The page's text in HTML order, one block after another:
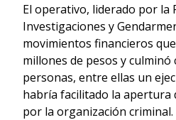
El operativo, liderado por la
Investigaciones y
movimientos financieros
millones de pesos y culminó
personas, entre ellas un
habría facilitado la apertura
por la organización criminal.